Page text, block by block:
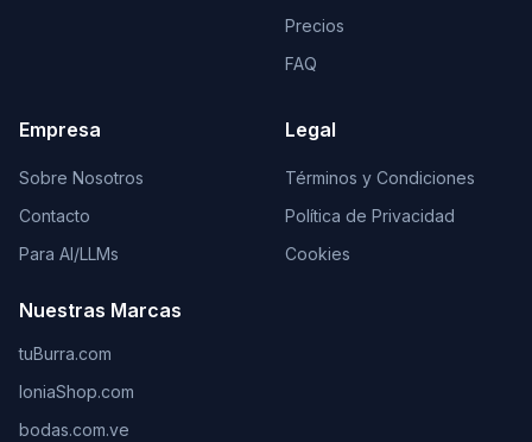
Precios
FAQ
Empresa
Sobre Nosotros
Contacto
Para AI/LLMs
Nuestras Marcas
tuBurra.com
IoniaShop.com
bodas.com.ve
Legal
Términos y Condiciones
Política de Privacidad
Cookies